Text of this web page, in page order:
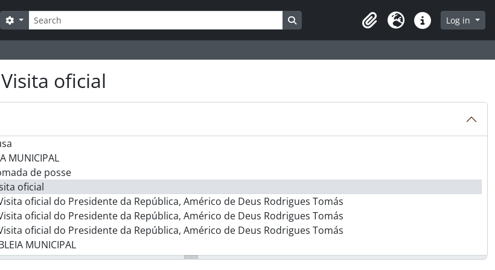
Search
Search options Search in browse page
ClipboardLanguageQuick linksLog in
oficial
MUNICIPAL
de posse
oficial
oficial do Presidente da República, Américo de Deus Rodrigues Tomás
oficial do Presidente da República, Américo de Deus Rodrigues Tomás
oficial do Presidente da República, Américo de Deus Rodrigues Tomás
MUNICIPAL
FREGUESIA